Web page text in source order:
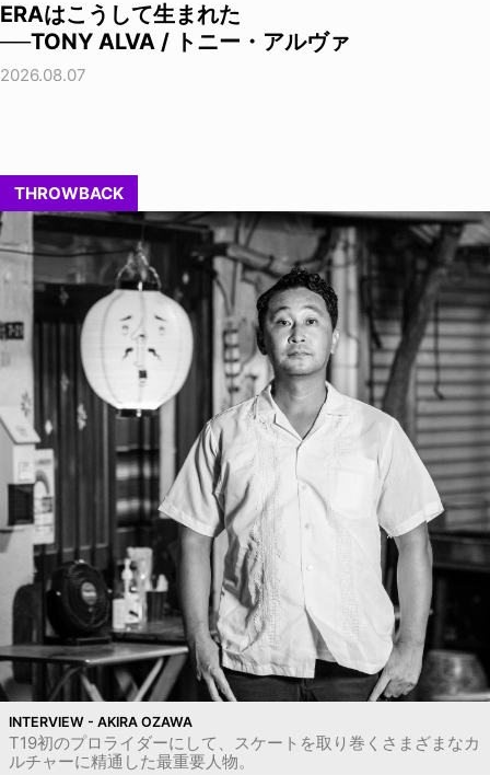
ERAはこうして生まれた
──TONY ALVA / トニー・アルヴァ
2026.08.07
THROWBACK
INTERVIEW - AKIRA OZAWA
T19初のプロライダーにして、スケートを取り巻くさまざまなカ
ルチャーに精通した最重要人物。